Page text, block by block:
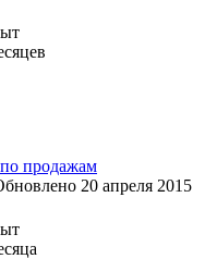
продажам
20 апреля 2015